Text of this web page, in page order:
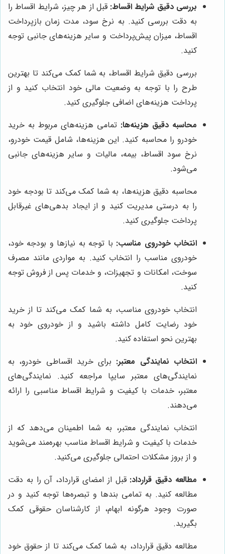
بررسی دقیق شرایط اقساط: قبل از هر چیز، شرایط اقساط را
به دقت بررسی کنید. به نرخ سود، مدت زمان بازپرداخت
اقساط، میزان پیش‌پرداخت و سایر هزینه‌های جانبی توجه
کنید.
بررسی دقیق شرایط اقساط، به شما کمک می‌کند تا بهترین
طرح را با توجه به وضعیت مالی خود انتخاب کنید و از
پرداخت هزینه‌های اضافی جلوگیری کنید.
محاسبه دقیق هزینه‌ها: تمامی هزینه‌های مربوط به خرید
خودرو را محاسبه کنید. این هزینه‌ها، شامل قیمت خودرو،
نرخ سود اقساط، بیمه، مالیات و سایر هزینه‌های جانبی
می‌شود.
محاسبه دقیق هزینه‌ها، به شما کمک می‌کند تا بودجه خود
را به درستی مدیریت کنید و از ایجاد بدهی‌های غیرقابل
پرداخت جلوگیری کنید.
انتخاب خودروی مناسب: با توجه به نیازها و بودجه خود،
خودروی مناسب را انتخاب کنید. به مواردی مانند مصرف
سوخت، امکانات و تجهیزات، و خدمات پس از فروش توجه
کنید.
انتخاب خودروی مناسب، به شما کمک می‌کند تا از خرید
خود رضایت کامل داشته باشید و از خودروی خود به
بهترین نحو استفاده کنید.
انتخاب نمایندگی معتبر: برای خرید اقساطی خودرو، به
نمایندگی‌های معتبر سایپا مراجعه کنید. نمایندگی‌های
معتبر، خدمات با کیفیت و شرایط اقساط مناسبی را ارائه
می‌دهند.
انتخاب نمایندگی معتبر، به شما اطمینان می‌دهد که از
خدمات با کیفیت و شرایط اقساط مناسب بهره‌مند می‌شوید
و از بروز مشکلات احتمالی جلوگیری می‌کنید.
مطالعه دقیق قرارداد: قبل از امضای قرارداد، آن را به دقت
مطالعه کنید. به تمامی بندها و تبصره‌ها توجه کنید و در
صورت وجود هرگونه ابهام، از کارشناسان حقوقی کمک
بگیرید.
مطالعه دقیق قرارداد، به شما کمک می‌کند تا از حقوق خود